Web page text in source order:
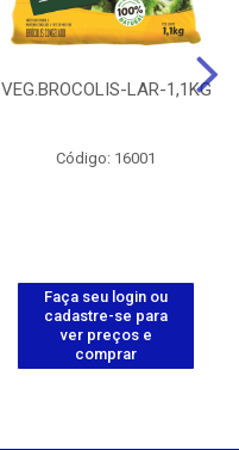
VEG.BROCOLIS-LAR-1,1KG
Código: 16001
Faça seu login ou
cadastre-se para
ver preços e
comprar